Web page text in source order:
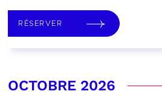
RÉSERVER
OCTOBRE 2026